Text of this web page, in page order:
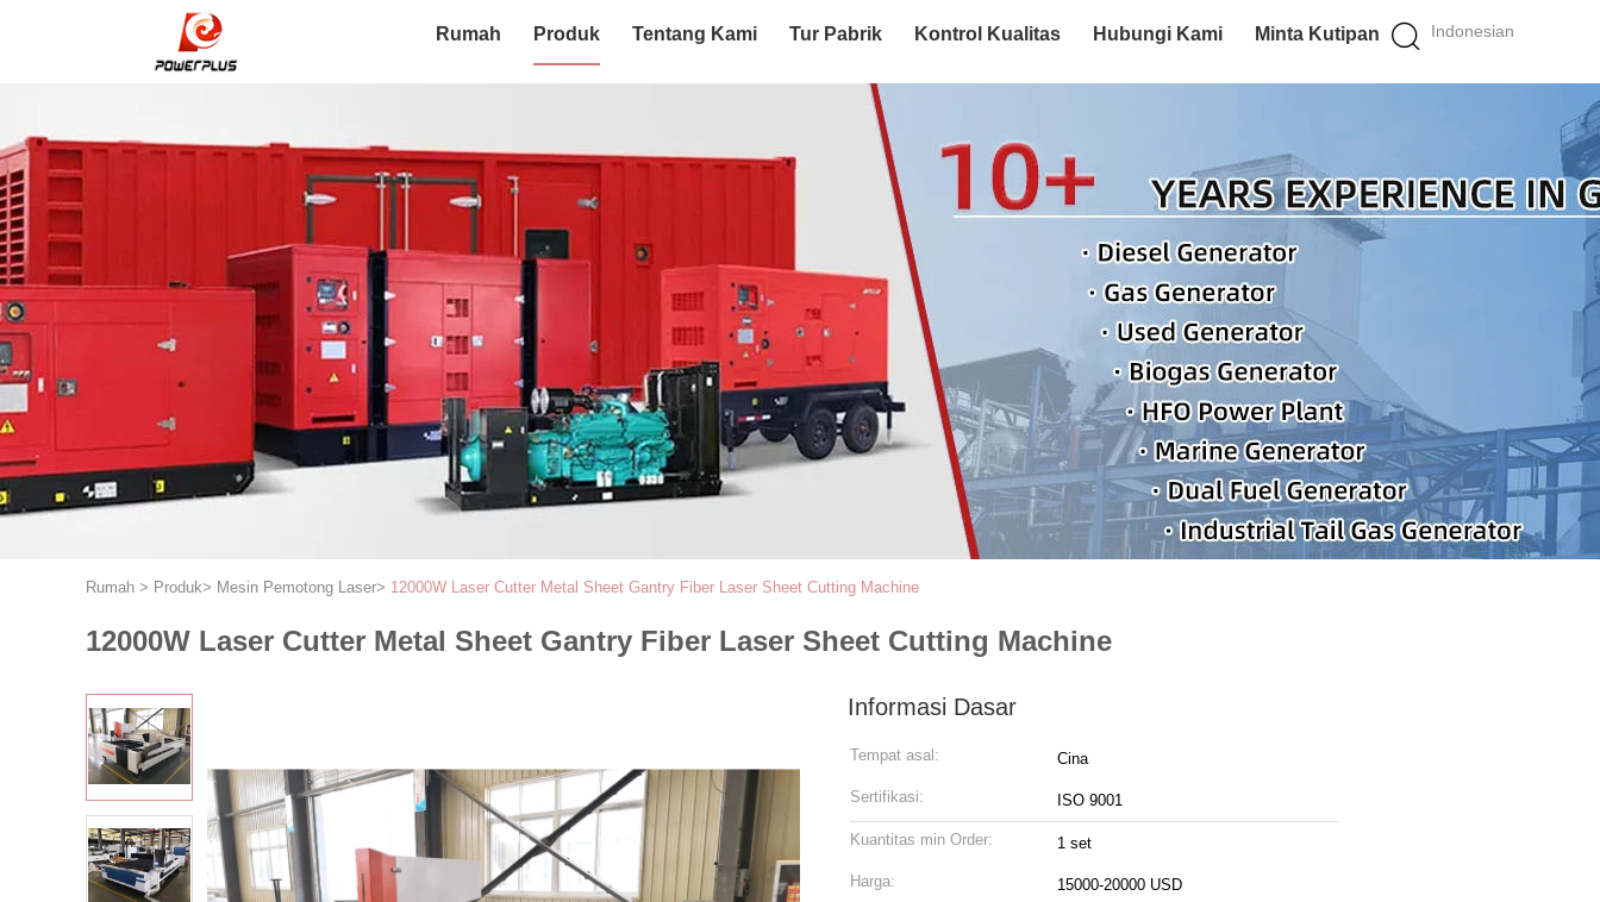
Indonesian
Rumah Produk Tentang Kami Tur Pabrik Kontrol Kualitas Hubungi Kami Minta Kutipan
Rumah > Produk> Mesin Pemotong Laser> 12000W Laser Cutter Metal Sheet Gantry Fiber Laser Sheet Cutting Machine
12000W Laser Cutter Metal Sheet Gantry Fiber Laser Sheet Cutting Machine
Informasi Dasar
Tempat asal: Cina
Sertifikasi: ISO 9001
Kuantitas min Order: 1 set
Harga: 15000-20000 USD